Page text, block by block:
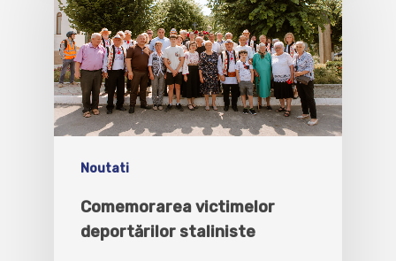
Noutati
Comemorarea victimelor
deportărilor staliniste